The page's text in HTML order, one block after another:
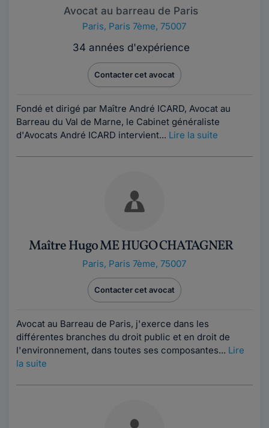
Avocat au barreau de Paris
Paris, Paris 7ème, 75007
34 années d'expérience
Contacter cet avocat
Fondé et dirigé par Maître André ICARD, Avocat au
Barreau du Val de Marne, le Cabinet généraliste
d'Avocats André ICARD intervient... Lire la suite
Maître Hugo ME HUGO CHATAGNER
Paris, Paris 7ème, 75007
Contacter cet avocat
Avocat au Barreau de Paris, j'exerce dans les
différentes branches du droit public et en droit de
l'environnement, dans toutes ses composantes... Lire
la suite